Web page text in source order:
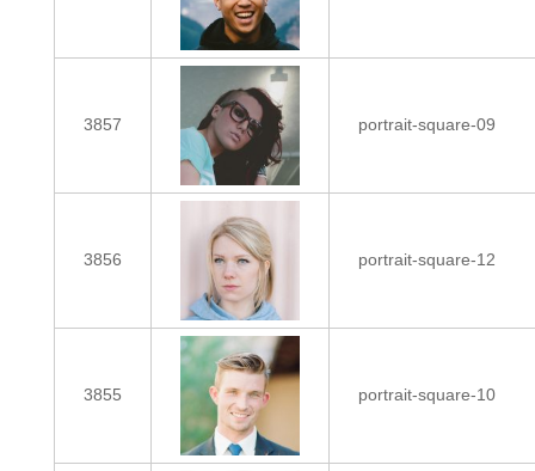
3857 portrait-square-09
3856 portrait-square-12
3855 portrait-square-10